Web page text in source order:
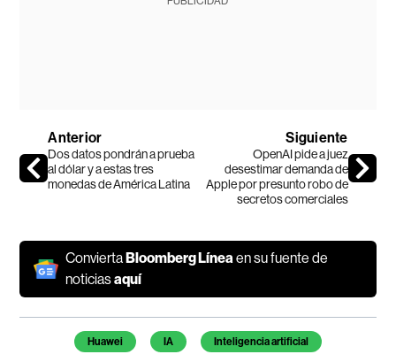
Anterior
Dos datos pondrán a prueba
al dólar y a estas tres
monedas de América Latina
Siguiente
OpenAI pide a juez
desestimar demanda de
Apple por presunto robo de
secretos comerciales
ConviertaBloomberg Líneaen su fuente de
noticiasaquí
Temas de este artículo
Huawei IA Inteligencia artificial